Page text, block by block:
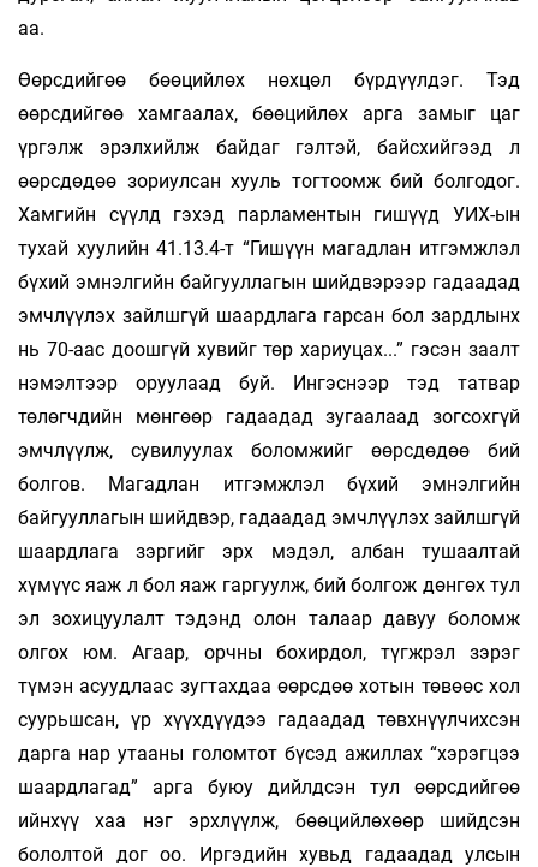
аа.
Өөрсдийгөө бөөцийлөх нөхцөл бүрдүүлдэг. Тэд
өөрсдийгөө хамгаалах, бөөцийлөх арга замыг цаг
үргэлж эрэлхийлж байдаг гэлтэй, байсхийгээд л
өөрсдөдөө зориулсан хууль тогтоомж бий болгодог.
Хамгийн сүүлд гэхэд парламентын гишүүд УИХ-ын
тухай хуулийн 41.13.4-т “Гишүүн магадлан итгэмжлэл
бүхий эмнэлгийн байгууллагын шийдвэрээр гадаадад
эмчлүүлэх зайлшгүй шаардлага гарсан бол зардлынх
нь 70-аас доошгүй хувийг төр хариуцах...” гэсэн заалт
нэмэлтээр оруулаад буй. Ингэснээр тэд татвар
төлөгчдийн мөнгөөр гадаадад зугаалаад зогсохгүй
эмчлүүлж, сувилуулах боломжийг өөрсдөдөө бий
болгов. Магадлан итгэмжлэл бүхий эмнэлгийн
байгууллагын шийдвэр, гадаадад эмчлүүлэх зайлшгүй
шаардлага зэргийг эрх мэдэл, албан тушаалтай
хүмүүс яаж л бол яаж гаргуулж, бий болгож дөнгөх тул
эл зохицуулалт тэдэнд олон талаар давуу боломж
олгох юм. Агаар, орчны бохирдол, түгжрэл зэрэг
түмэн асуудлаас зугтахдаа өөрсдөө хотын төвөөс хол
суурьшсан, үр хүүхдүүдээ гадаадад төвхнүүлчихсэн
дарга нар утааны голомтот бүсэд ажиллах “хэрэгцээ
шаардлагад” арга буюу дийлдсэн тул өөрсдийгөө
ийнхүү хаа нэг эрхлүүлж, бөөцийлөхөөр шийдсэн
бололтой дог оо. Иргэдийн хувьд гадаадад улсын